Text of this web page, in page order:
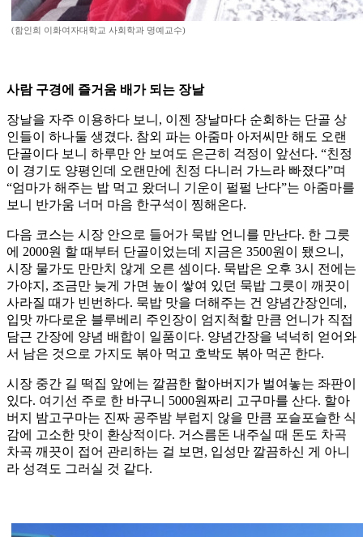
(함인희 이화여자대학교 사회학과 명예교수)
사람 구경에 즐거움 배가 되는 장날
장날을 자주 이용하다 보니, 이젠 장날마다 순회하는 단골 상
인들이 하나둘 생겼다. 참외 파는 아줌마 아저씨만 해도 오랜
단골이다 보니 하루만 안 보여도 은근히 걱정이 앞선다. “친정
이 경기도 양평인데 오랜만에 친정 다니러 가느라 빠졌다”며
“엄마가 해주는 밥 먹고 왔더니 기운이 펄펄 난다”는 아줌마를
보니 반가움 너머 마음 한구석이 찡해온다.
다음 코스는 시장 안으로 들어가 묵밥 언니를 만난다. 한 그릇
에 2000원 할 때부터 단골이었는데 지금은 3500원이 됐으니,
시장 물가도 만만치 않게 오른 셈이다. 묵밥은 오후 3시 전에는
가야지, 조금만 늦게 가면 높이 쌓여 있던 묵밥 그릇이 깨끗이
사라질 때가 빈번하다. 묵밥 맛을 더해주는 건 양념간장인데,
입맛 까다로운 블루베리 주인장이 엄지척할 만큼 언니가 직접
담근 간장에 양념 배합이 일품이다. 양념간장을 넉넉히 얻어와
서 남은 것으로 가지도 볶아 먹고 호박도 볶아 먹곤 한다.
시장 중간 길 떡집 앞에는 깔끔한 할아버지가 벌여놓는 좌판이
있다. 여기선 주로 한 바구니 5000원짜리 고구마를 산다. 할아
버지 밤고구마는 진짜 공주밤 부럽지 않을 만큼 포슬포슬한 식
감에 고소한 맛이 환상적이다. 거스름돈 내주실 때 돈도 차곡
차곡 깨끗이 접어 관리하는 걸 보면, 입성만 깔끔하신 게 아니
라 성격도 그러실 것 같다.